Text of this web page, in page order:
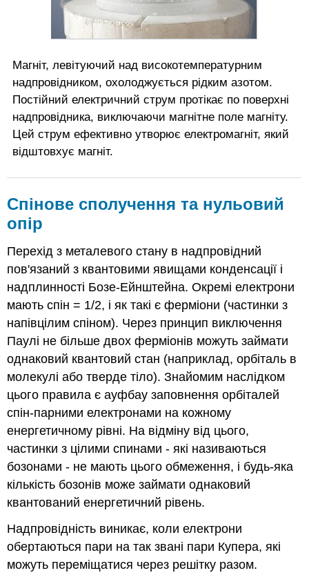
Магніт, левітуючий над високотемпературним
надпровідником, охолоджується рідким азотом.
Постійний електричний струм протікає по поверхні
надпровідника, виключаючи магнітне поле магніту.
Цей струм ефективно утворює електромагніт, який
відштовхує магніт.
Спінове сполучення та нульовий
опір
Перехід з металевого стану в надпровідний
пов'язаний з квантовими явищами конденсації і
надплинності Бозе-Ейнштейна. Окремі електрони
мають спін = 1/2, і як такі є ферміони (частинки з
напівцілим спіном). Через принцип виключення
Паулі не більше двох ферміонів можуть займати
однаковий квантовий стан (наприклад, орбіталь в
молекулі або тверде тіло). Знайомим наслідком
цього правила є ауфбау заповнення орбіталей
спін-парними електронами на кожному
енергетичному рівні. На відміну від цього,
частинки з цілими спинами - які називаються
бозонами - не мають цього обмеження, і будь-яка
кількість бозонів може займати однаковий
квантований енергетичний рівень.
Надпровідність виникає, коли електрони
обертаються пари на так звані пари Купера, які
можуть переміщатися через решітку разом.